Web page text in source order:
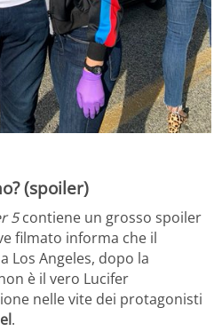
(spoiler)
5contiene un grosso spoiler
filmato informa che il
Los Angeles, dopo la
è il vero Lucifer
nelle vite dei protagonisti
.